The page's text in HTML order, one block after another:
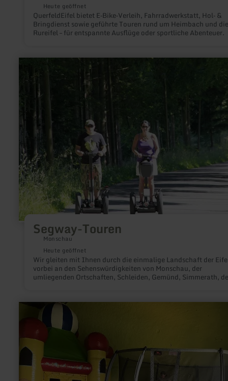
Heute geöffnet
QuerfeldEifel bietet E‑Bike‑Verleih, Fahrradwerkstatt, Hol‑ &
Bringdienst sowie geführte Touren rund um Heimbach und die
Rureifel – für entspannte Ausflüge oder sportliche Abenteuer.
Segway-Touren
Monschau
Heute geöffnet
Wir gleiten mit Ihnen durch die einmalige Landschaft der
vorbei an den Sehenswürdigkeiten von Monschau, der
umliegenden Ortschaften, Schleiden, Gemünd, Simmerath,
Touren
erfahren
Kinder
Siggis
Spielscheune